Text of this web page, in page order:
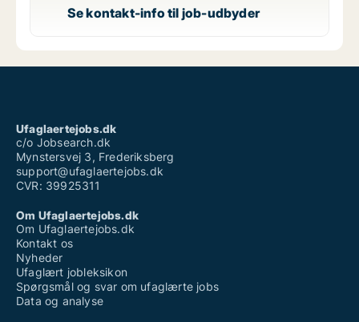
Se kontakt-info til job-udbyder
Ufaglaertejobs.dk
c/o Jobsearch.dk
Mynstersvej 3, Frederiksberg
support@ufaglaertejobs.dk
CVR: 39925311
Om Ufaglaertejobs.dk
Om Ufaglaertejobs.dk
Kontakt os
Nyheder
Ufaglært jobleksikon
Spørgsmål og svar om ufaglærte jobs
Data og analyse